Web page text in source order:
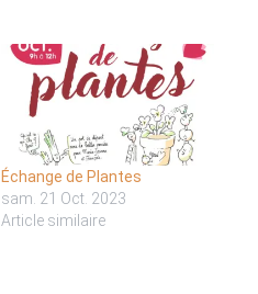
Échange de Plantes
sam. 21 Oct. 2023
Article similaire